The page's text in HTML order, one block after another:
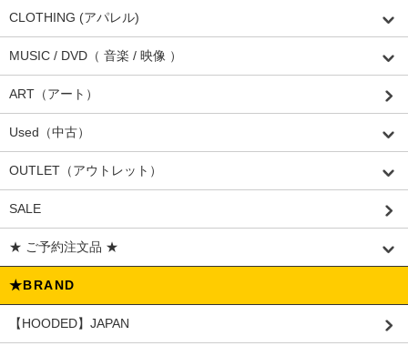
CLOTHING (アパレル)
MUSIC / DVD（ 音楽 / 映像 ）
ART（アート）
Used（中古）
OUTLET（アウトレット）
SALE
★ ご予約注文品 ★
★BRAND
【HOODED】JAPAN